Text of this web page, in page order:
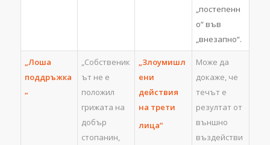
„постепенн
о“ във
„внезапно“.
„Лоша
поддръжка
“
„Собственик
ът не е
положил
грижата на
добър
стопанин,
„Злоумишл
ени
действия
на трети
лица“
Може да
докаже, че
течът е
резултат от
външно
въздействи